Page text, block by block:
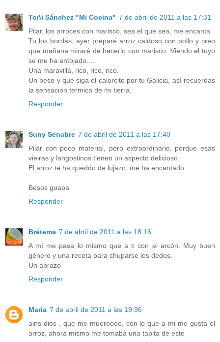
Toñi Sánchez "Mi Cocina" 7 de abril de 2011 a las 17:31
Pilar, los arroces con marisco, sea el que sea, me encanta.
Tu los bordas, ayer preparé arroz caldoso con pollo y creo
que mañana miraré de hacerlo con marisco. Viendo el tuyo
se me ha antojado.....
Una maravilla, rico, rico, rico.
Un beso y qué siga el calorcito por tu Galicia, así recuerdas
la sensación termica de mi tierra.
Responder
Suny Senabre 7 de abril de 2011 a las 17:40
Pilar con poco material, pero extraordinario, porque esas
vieiras y langostinos tienen un aspecto delicioso.
El arroz te ha queddo de lujazo, me ha encantado.
Besos guapa
Responder
Brétema 7 de abril de 2011 a las 18:16
A mí me pasa lo mismo que a ti con el arcón. Muy buen
género y una receta para chuparse los dedos.
Un abrazo
Responder
María 7 de abril de 2011 a las 19:36
ains dios , que me mueroooo, con lo que a mi me gusta el
arroz, ahora mismo me tomaba una tapita de este